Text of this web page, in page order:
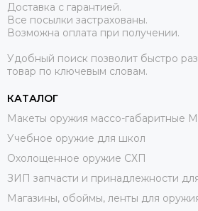
Доставка с гарантией.
Все посылки застрахованы.
Возможна оплата при получении.
Удобный поиск позволит быстро
товар по ключевым словам.
КАТАЛОГ
Макеты оружия массо-габаритные
Учебное оружие для школ
Охолощенное оружие СХП
ЗИП запчасти и принадлежности
Магазины, обоймы, ленты для